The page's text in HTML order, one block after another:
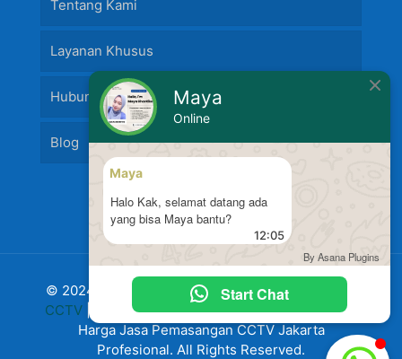
Tentang Kami
Layanan Khusus
Hubungi Kami
Blog
© 2024 Jasa Pasang Fire Alarm danJasa Pasang
CCTV| Harga Pasang CCTVMurah Terbaru 2024
Harga Jasa Pemasangan CCTV Jakarta
Profesional. All Rights Reserved.
Maya
Online
Maya
Halo Kak, selamat datang ada
yang bisa Maya bantu?
12:05
By Asana Plugins
Start Chat